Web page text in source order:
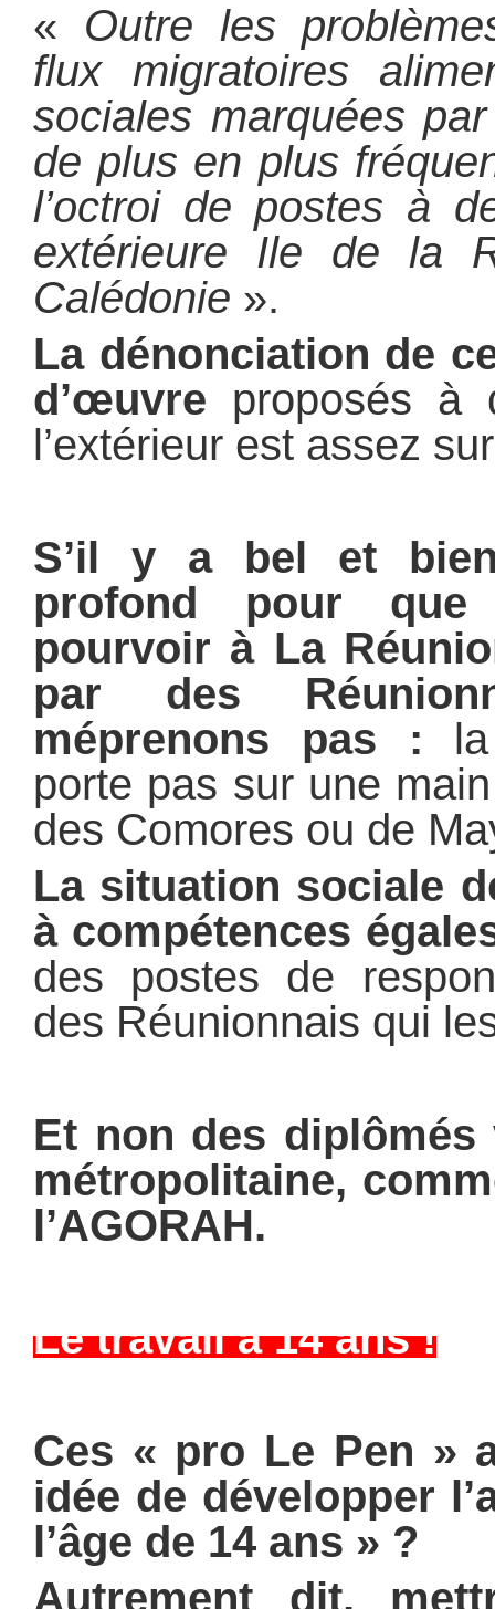
« Outre les
flux migratoires
sociales marquées
de plus en plus
l’octroi de postes à
extérieure Ile de la
Calédonie ».
La dénonciation de
d’œuvre proposés à
l’extérieur est assez
S’il y a bel et
profond
pour
pourvoir à La
par des
méprenons pas :
porte pas sur une
des Comores ou de
La situation sociale
à compétences
des postes de
des Réunionnais qui
Et non des diplômés
métropolitaine,
l’AGORAH.
Le travail à 14 ans !
Ces « pro Le Pen »
idée de développer
l’âge de 14 ans » ?
Autrement dit,